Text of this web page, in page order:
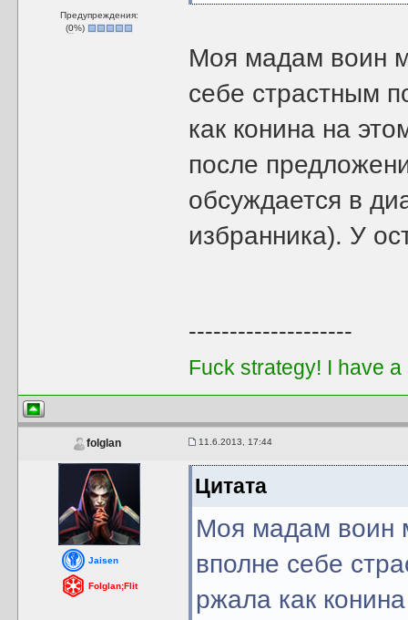
Предупреждения:
(0%)
Моя мадам воин
себе страстным
как конина на
после
обсуждается в
избранника). У
--------------------
Fuck strategy! I have
folglan 11.6.2013, 17:44
Jaisen
Folglan;Flit
Цитата
Моя мадам воин
вполне себе
ржала как